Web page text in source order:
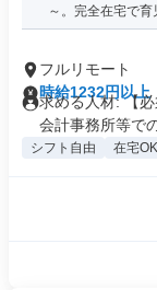
～。完全在宅で
フルリモート
時給1232円以上
求める人材: 【
会計事務所等で
シフト自由 在宅OK